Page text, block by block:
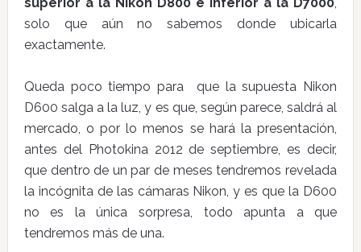
solo que aún no sabemos donde ubicarla
exactamente.
Queda poco tiempo para que la supuesta Nikon
D600 salga a la luz, y es que, según parece, saldrá al
mercado, o por lo menos se hará la presentación,
antes del Photokina 2012 de septiembre, es decir,
que dentro de un par de meses tendremos revelada
la incógnita de las cámaras Nikon, y es que la D600
no es la única sorpresa, todo apunta a que
tendremos más de una.